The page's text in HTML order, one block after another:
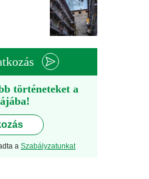
történeteket a
a Szabályzatunkat